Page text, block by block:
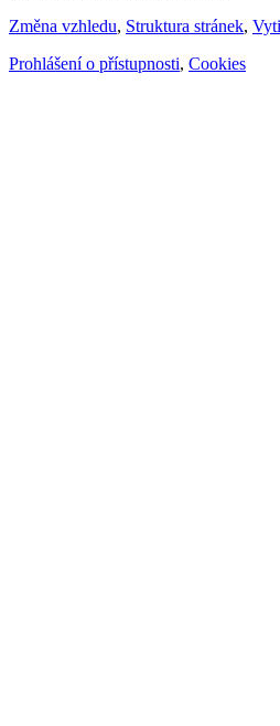
Změna vzhledu, Struktura stránek,
Prohlášení o přístupnosti, Cookies